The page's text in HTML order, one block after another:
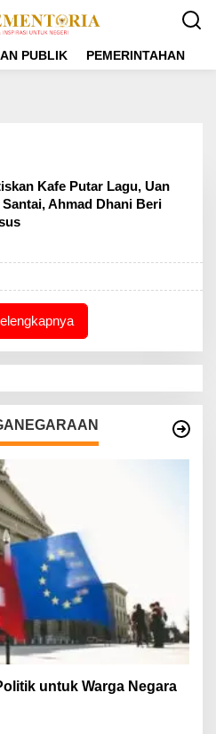
PUBLIK PEMERINTAHAN
Kafe Putar Lagu, Uan
Ahmad Dhani Beri
untuk Warga Negara